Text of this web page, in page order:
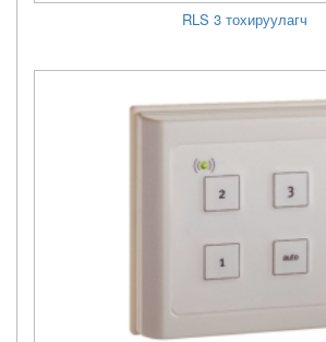
RLS 3 тохируулагч